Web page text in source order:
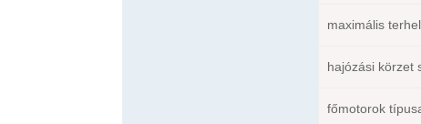
maximális
hajózási körzet
főmotorok